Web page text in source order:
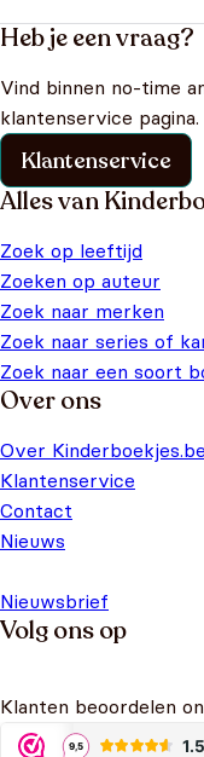
Heb je een vraag?
Vind binnen no-time
klantenservice pagina.
Klantenservice
Alles van
Zoek op leeftijd
Zoeken op auteur
Zoek naar merken
Zoek naar series of
Zoek naar een soort
Over ons
Over Kinderboekjes.be
Klantenservice
Contact
Nieuws
Nieuwsbrief
Volg ons op
Klanten beoordelen